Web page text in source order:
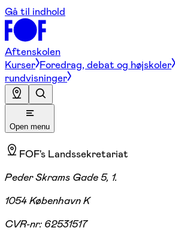
Gå til indhold
Aftenskolen
Kurser Foredrag, debat og højskoler
rundvisninger
Open menu
FOF's Landssekretariat
Peder Skrams Gade 5, 1.
1054 København K
CVR-nr: 62531517